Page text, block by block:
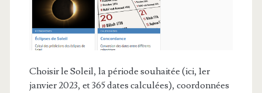
Choisir le Soleil, la période souhaitée (ici, 1er
janvier 2023, et 365 dates calculées), coordonnées